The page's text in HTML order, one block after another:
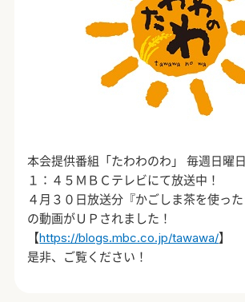
本会提供番組「たわわのわ」 毎週日曜
１：４５ＭＢＣテレビにて放送中！
４月３０日放送分『かごしま茶を使った
の動画がＵＰされました！
【https://blogs.mbc.co.jp/tawawa/】
是非、ご覧ください！